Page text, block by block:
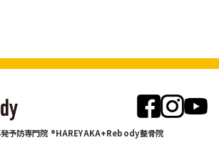
発予防専門院 ®HAREYAKA+Rebody整骨院